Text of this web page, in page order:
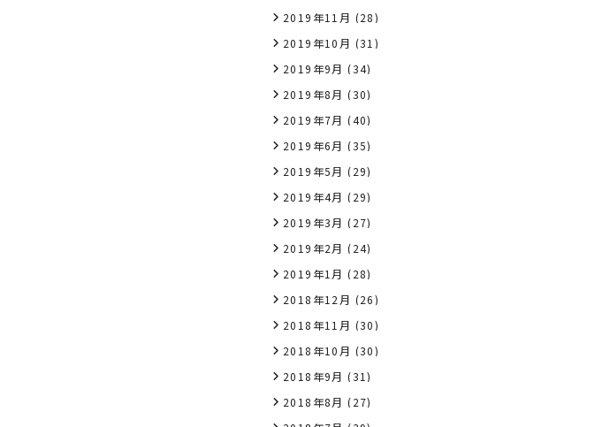
2019年11月 (28)
2019年10月 (31)
2019年9月 (34)
2019年8月 (30)
2019年7月 (40)
2019年6月 (35)
2019年5月 (29)
2019年4月 (29)
2019年3月 (27)
2019年2月 (24)
2019年1月 (28)
2018年12月 (26)
2018年11月 (30)
2018年10月 (30)
2018年9月 (31)
2018年8月 (27)